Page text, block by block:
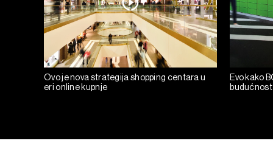
Ovo je nova strategija shopping centara u
eri online kupnje
Evo kako